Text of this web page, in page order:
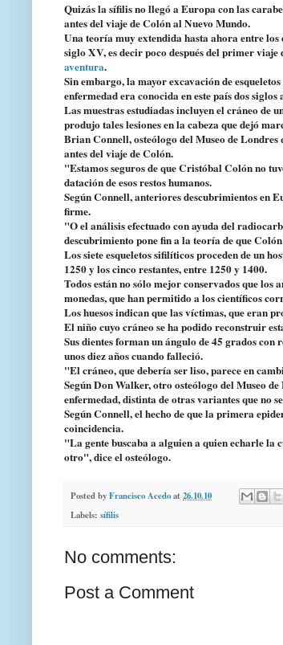
Quizás la sífilis no llegó a Europa con las
antes del viaje de Colón al Nuevo Mundo.
Una teoría muy extendida hasta ahora entre
siglo XV, es decir poco después del primer
aventura.
Sin embargo, la mayor excavación de
enfermedad era conocida en este país dos
Las muestras estudiadas incluyen el cráneo de
produjo tales lesiones en la cabeza que dejó
Brian Connell, osteólogo del Museo de Londres
antes del viaje de Colón.
"Estamos seguros de que Cristóbal Colón no
datación de esos restos humanos.
Según Connell, anteriores descubrimientos en
firme.
"O el análisis efectuado con ayuda del
descubrimiento pone fin a la teoría de que
Los siete esqueletos sifilíticos proceden de un
1250 y los cinco restantes, entre 1250 y 1400.
Todos están no sólo mejor conservados que los
monedas, que han permitido a los científicos
Los huesos indican que las víctimas, que eran
El niño cuyo cráneo se ha podido reconstruir
Sus dientes forman un ángulo de 45 grados
unos diez años cuando falleció.
"El cráneo, que debería ser liso, parece en
Según Don Walker, otro osteólogo del Museo
enfermedad, distinta de otras variantes que no
Según Connell, el hecho de que la primera
coincidencia.
"La gente buscaba a alguien a quien echarle
otro", dice el osteólogo.
Posted byFrancisco Acedoat 26.10.10
Labels: sífilis
No comments:
Post a Comment